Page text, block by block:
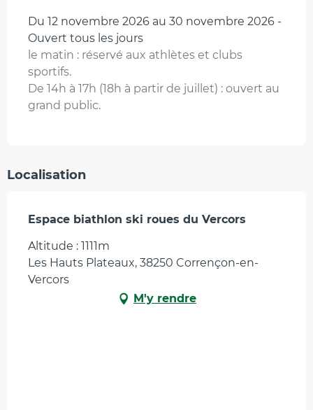
Du 12 novembre 2026 au 30 novembre 2026 -
Ouvert tous les jours
le matin : réservé aux athlètes et clubs
sportifs.
De 14h à 17h (18h à partir de juillet) : ouvert au
grand public.
Localisation
Espace biathlon ski roues du Vercors
Altitude : 1111m
Les Hauts Plateaux, 38250 Corrençon-en-
Vercors
M'y rendre